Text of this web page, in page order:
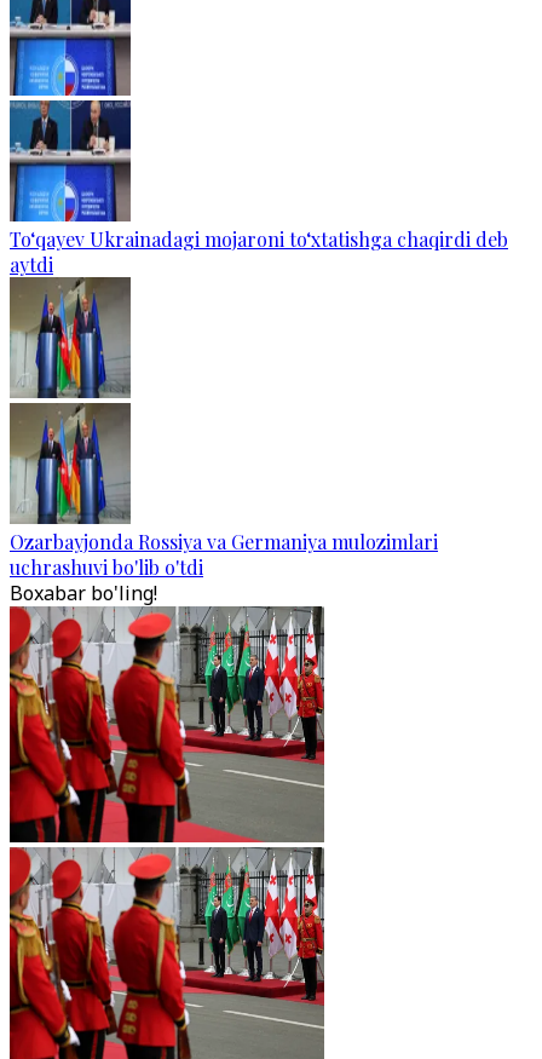
To‘qayev Ukrainadagi mojaroni to‘xtatishga chaqirdi deb
aytdi
Ozarbayjonda Rossiya va Germaniya mulozimlari
uchrashuvi bo'lib o'tdi
Boxabar bo'ling!